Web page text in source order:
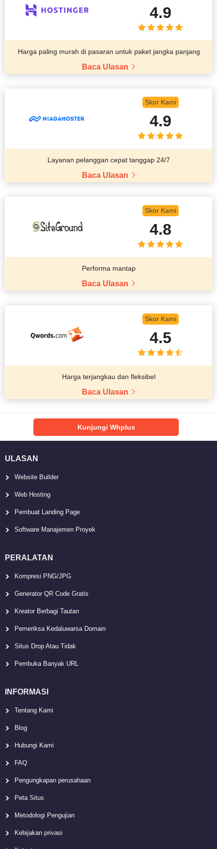
4.9
Harga paling murah di pasaran untuk paket jangka panjang
Baca Ulasan
Skor Kami
4.9
Layanan pelanggan cepat tanggap 24/7
Baca Ulasan
Skor Kami
4.8
Performa mantap
Baca Ulasan
Skor Kami
4.5
Harga terjangkau dan fleksibel
Baca Ulasan
Kunjungi Whplus
ULASAN
Website Builder
Web Hosting
Pembuat Landing Page
Software Manajemen Proyek
PERALATAN
Kompresi PNG/JPG
Generator QR Code Gratis
Kreator Berbagi Tautan
Pemeriksa Kedaluwarsa Domain
Situs Drop Atau Tidak
Pembuka Banyak URL
INFORMASI
Tentang Kami
Blog
Hubungi Kami
FAQ
Pengungkapan perusahaan
Peta Situs
Metodologi Pengujian
Kebijakan privasi